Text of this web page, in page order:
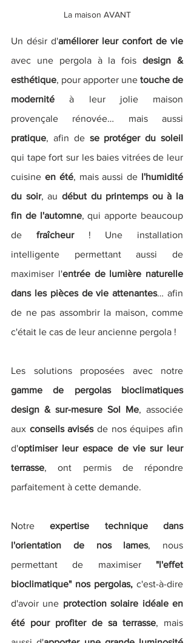
La maison AVANT
Un désir d'améliorer leur confort de vie
avec une pergola à la fois design &
esthétique, pour apporter une touche de
modernité à leur jolie maison
pratique, afin de se protéger du soleil
qui tape fort sur les baies vitrées de leur
cuisine en été, mais aussi de l'humidité
du soir, au début du printemps ou à la
fin de l'automne, qui apporte beaucoup
de fraîcheur ! Une installation
intelligente permettant aussi de
maximiser l'entrée de lumière naturelle
dans les pièces de vie attenantes… afin
de ne pas assombrir la maison, comme
c'était le cas de leur ancienne pergola !
gamme de pergolas bioclimatiques
design & sur-mesure Sol Me, associée
aux conseils avisés de nos équipes afin
d'optimiser leur espace de vie sur leur
terrasse, ont permis de répondre
parfaitement à cette demande.
Notre expertise technique dans
l'orientation de nos lames, nous
permettant de maximiser "l'effet
bioclimatique" nos pergolas, c'est-à-dire
d'avoir une protection solaire idéale en
été pour profiter de sa terrasse, mais